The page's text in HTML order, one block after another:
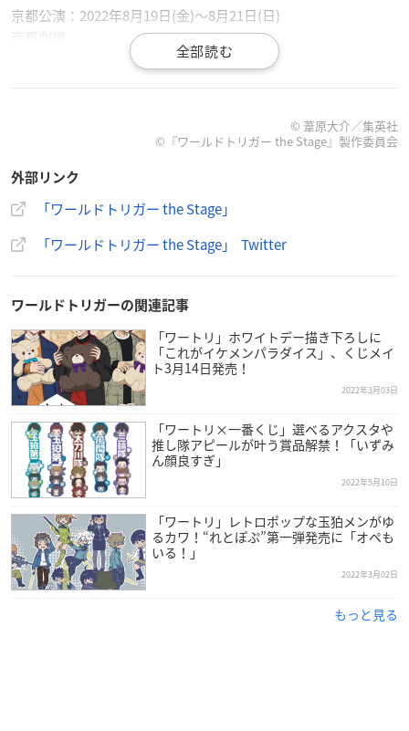
京都公演：2022年8月19日(金)～8月21日(日)
京都劇場
（〒600-8216 京都市下京区烏丸通塩小路下ル 京都駅ビル内）
」葦原大介（集英社「ジャンプS
Q.」連載／ジャンプ コミックス刊）
脚本・演出：中屋敷法仁
【キャスト】
空閑遊真役：
植田圭輔
三雲修役：溝口琢矢
迅悠一役： 高橋健介
※敬称略
#ワーステ 第2弾公演開催決定🎉
『ワールドトリガー the Stage』大規模侵攻編
東京：2022年8月5日（金）～14日（日）品川プリンスホテ
ル ステラボール
京都：2022年8月19日（金）～21日（日）京都劇場
解禁PV公開🎥https://t.co/76mmURUusG
WJxM24#ワールドトリガー
— 『ワールドトリガー the Stage』公式 (@W_Trigger_Stag
© 葦原大介／集英社
©『ワールドトリガー the Stage』製作委員会
外部リンク
「ワールドトリガー the Stage」
「ワールドトリガー the Stage」 Twitter
ワールドトリガーの関連記事
「ワートリ」ホワイトデー描き下ろしに
「これがイケメンパラダイス」、くじメイ
ト3月14日発売！
2022年3月03日
「ワートリ×一番くじ」選べるアクスタや
推し隊アピールが叶う賞品解禁！「いずみ
ん顔良すぎ」
2022年5月10日
「ワートリ」レトロポップな玉狛メンがゆ
るカワ！“れとぽぷ”第一弾発売に「オペも
いる！」
2022年3月02日
もっと見る